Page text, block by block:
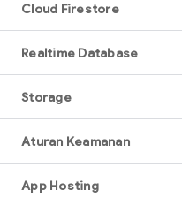
Cloud Firestore
Realtime Database
Storage
Aturan Keamanan
App Hosting